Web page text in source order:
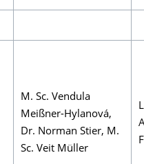
M. Sc. Vendula
Meißner-Hylanová,
Dr. Norman Stier, M.
Sc. Veit Müller